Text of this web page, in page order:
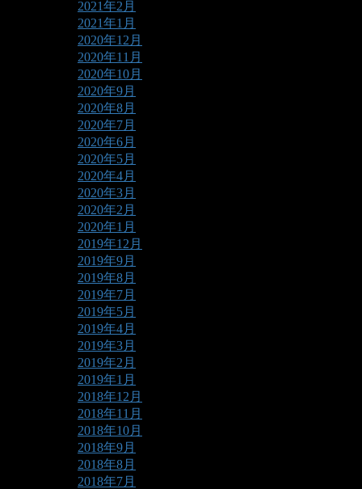
2021年2月
2021年1月
2020年12月
2020年11月
2020年10月
2020年9月
2020年8月
2020年7月
2020年6月
2020年5月
2020年4月
2020年3月
2020年2月
2020年1月
2019年12月
2019年9月
2019年8月
2019年7月
2019年5月
2019年4月
2019年3月
2019年2月
2019年1月
2018年12月
2018年11月
2018年10月
2018年9月
2018年8月
2018年7月